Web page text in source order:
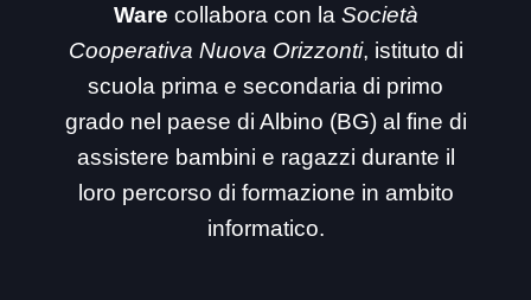
Ware collabora con la Società
Cooperativa Nuova Orizzonti, istituto di
scuola prima e secondaria di primo
grado nel paese di Albino (BG) al fine di
assistere bambini e ragazzi durante il
loro percorso di formazione in ambito
informatico.